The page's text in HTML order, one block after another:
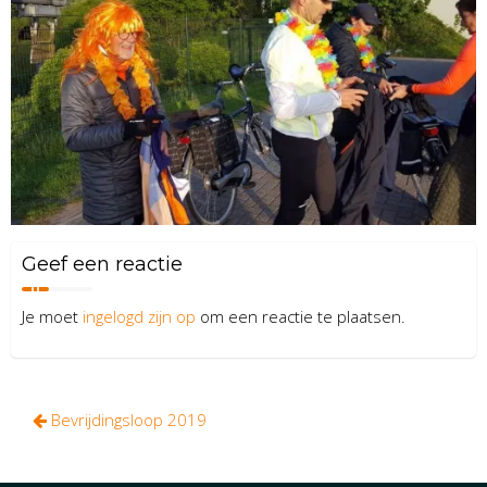
Geef een reactie
Je moet ingelogd zijn op om een reactie te plaatsen.
Bericht
Bevrijdingsloop 2019